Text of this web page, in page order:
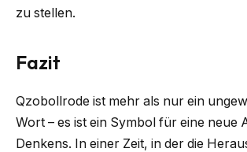
zu stellen.
Fazit
Qzobollrode ist mehr als nur ein
Wort – es ist ein Symbol für eine neue
Denkens. In einer Zeit, in der die